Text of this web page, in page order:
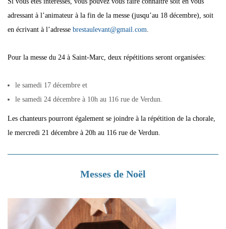
adressant à l’animateur à la fin de la messe (jusqu’au 18 décembre), soit
en écrivant à l’adresse brestaulevant@gmail.com.
Pour la messe du 24 à Saint-Marc, deux répétitions seront organisées:
le samedi 17 décembre et
le samedi 24 décembre à 10h au 116 rue de Verdun.
Les chanteurs pourront également se joindre à la répétition de la chorale,
le mercredi 21 décembre à 20h au 116 rue de Verdun.
Messes de Noël